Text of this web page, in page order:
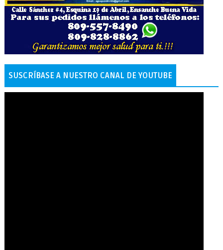
SUSCRÍBASE A NUESTRO CANAL DE YOUTUBE